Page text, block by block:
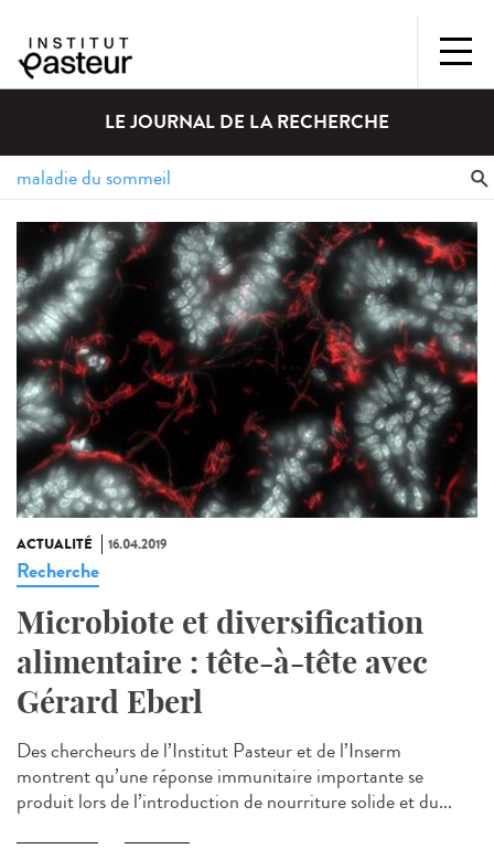
LE JOURNAL DE LA RECHERCHE
ACTUALITÉ 16.04.2019
Recherche
Microbiote et diversification
alimentaire : tête-à-tête avec
Gérard Eberl
Des chercheurs de l’Institut Pasteur et de l’Inserm
montrent qu’une réponse immunitaire importante se
produit lors de l’introduction de nourriture solide et du...